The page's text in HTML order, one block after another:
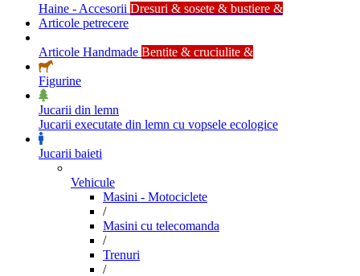
Haine - Accesorii Dresuri & sosete & bustiere &
Articole petrecere
Articole Handmade Bentite & cruciulite &
Figurine
Jucarii din lemn
Jucarii executate din lemn cu vopsele ecologice
Jucarii baieti
Vehicule
Masini - Motociclete
/
Masini cu telecomanda
/
Trenuri
/